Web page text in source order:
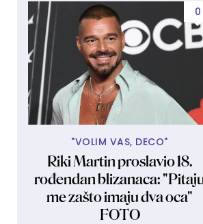
0
"VOLIM VAS, DECO"
Riki Martin proslavio 18.
rođendan blizanaca:
me zašto imaju dva oca"
FOTO